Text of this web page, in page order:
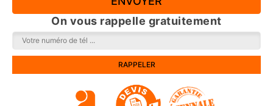
On vous rappelle gratuitement